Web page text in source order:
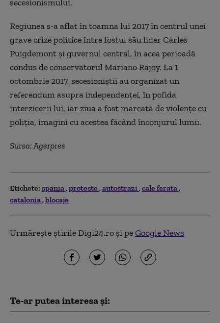
secesionismului.
Regiunea s-a aflat în toamna lui 2017 în centrul unei
grave crize politice între fostul său lider Carles
Puigdemont şi guvernul central, în acea perioadă
condus de conservatorul Mariano Rajoy. La 1
octombrie 2017, secesioniştii au organizat un
referendum asupra independenţei, în pofida
interzicerii lui, iar ziua a fost marcată de violenţe cu
poliţia, imagini cu acestea făcând înconjurul lumii.
Sursa: Agerpres
Etichete: spania proteste autostrazi cale ferata
catalonia blocaje
Urmărește știrile Digi24.ro și peGoogle News
Te-ar putea interesa și: